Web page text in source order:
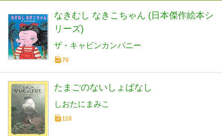
なきむし なきこちゃん (日本傑作絵本シ
リーズ)
ザ・キャビンカンパニー
70
たまごのないしょばなし
しおたにまみこ
118